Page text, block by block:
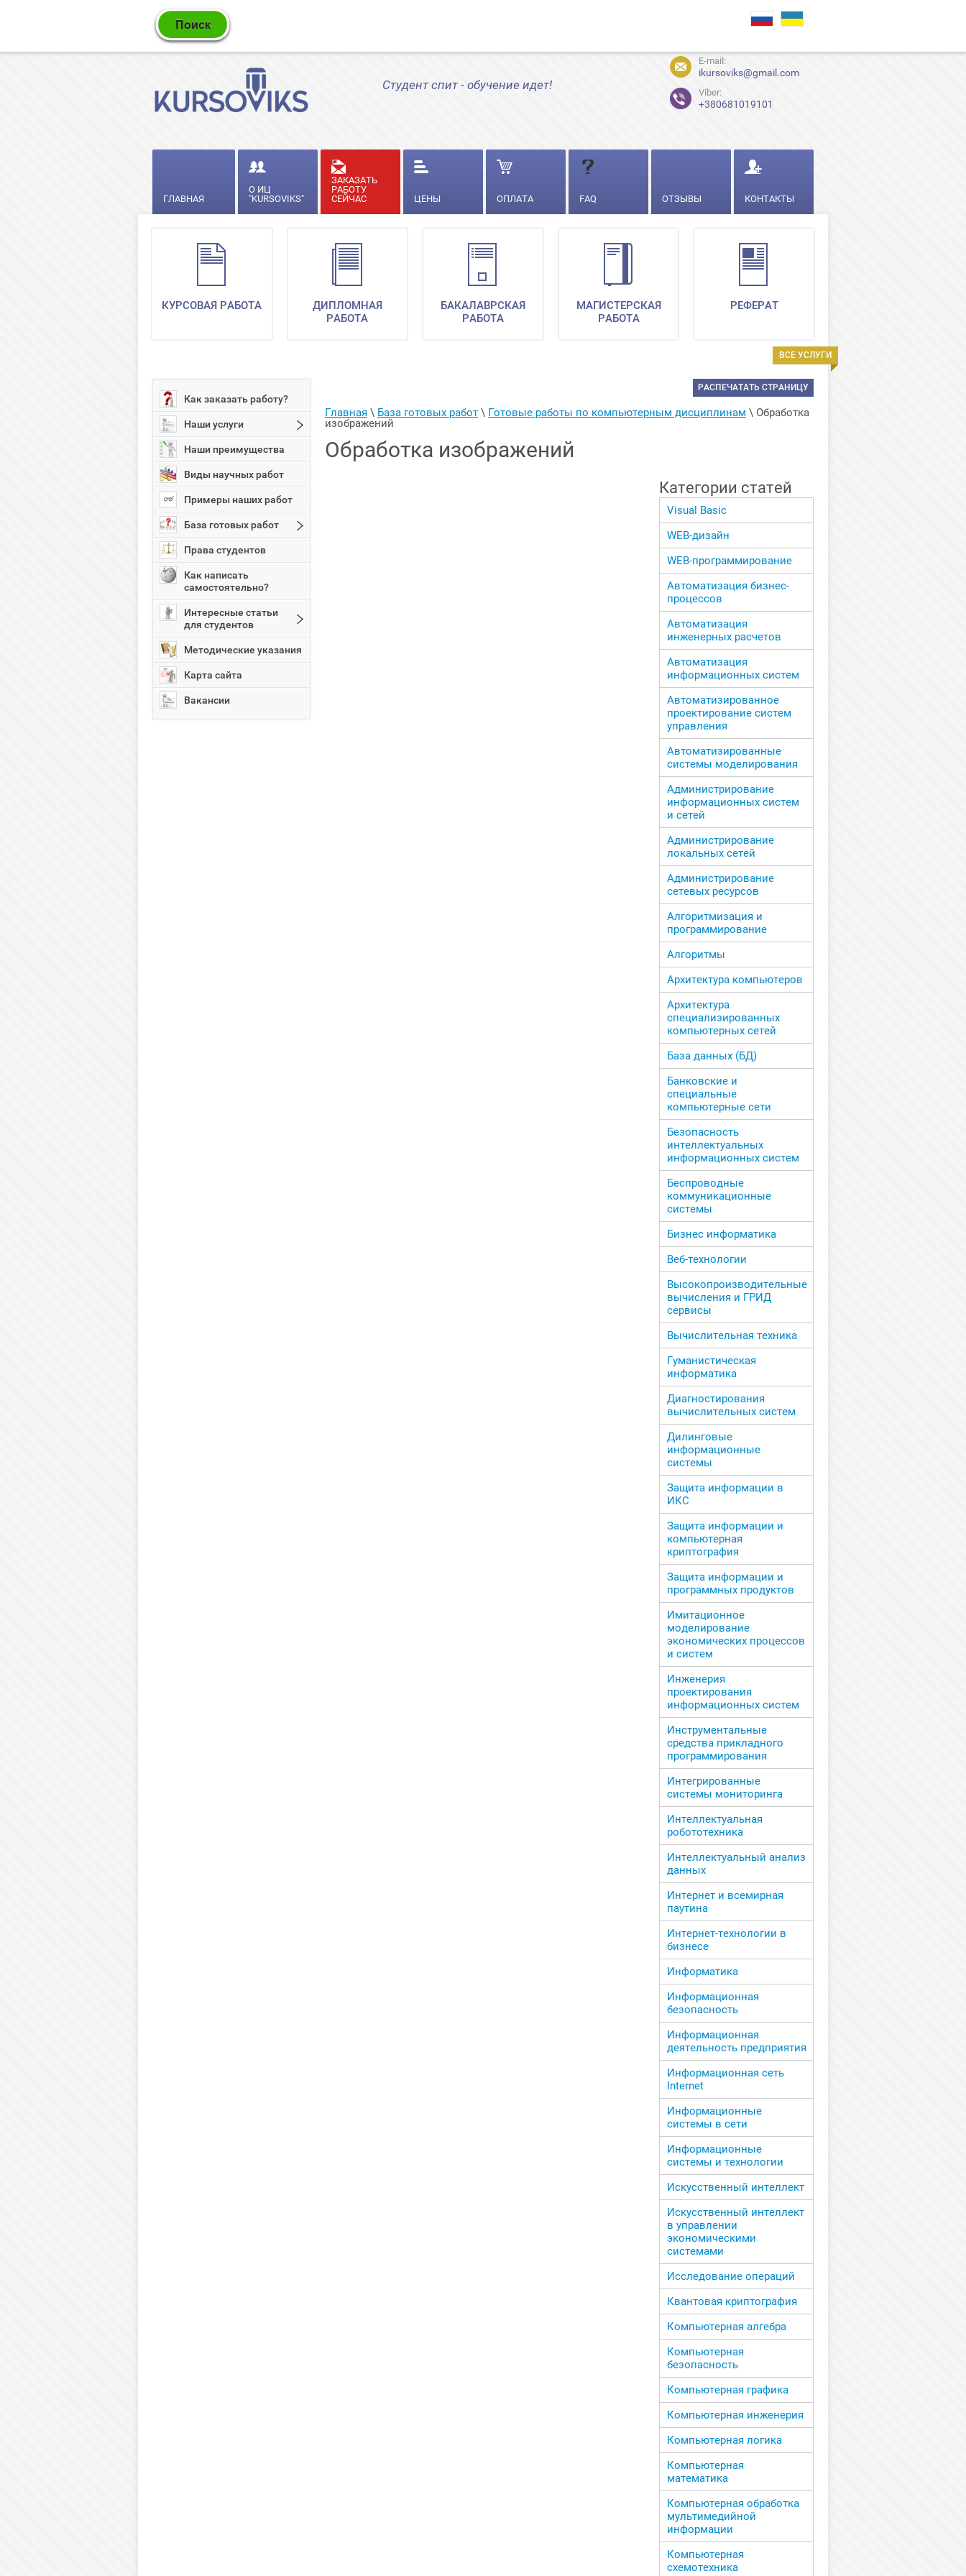
Студент спит - обучение идет!
E-mail:
ikursoviks@gmail.com
Viber:
+380681019101
ГЛАВНАЯ
О ИЦ
"KURSOVIKS"
ЗАКАЗАТЬ
РАБОТУ
СЕЙЧАС
ЦЕНЫ ОПЛАТА FAQ ОТЗЫВЫ КОНТАКТЫ
ВСЕ УСЛУГИ
КУРСОВАЯ РАБОТА
ДИПЛОМНАЯ
РАБОТА
БАКАЛАВРСКАЯ
РАБОТА
МАГИСТЕРСКАЯ
РАБОТА
РЕФЕРАТ
Как заказать работу?
Наши услуги
Наши преимущества
Виды научных работ
Примеры наших работ
База готовых работ
Права студентов
Как написать
самостоятельно?
Интересные статьи
для студентов
Методические указания
Карта сайта
Вакансии
РАСПЕЧАТАТЬ СТРАНИЦУ
Главная \ База готовых работ \ Готовые работы по компьютерным дисциплинам \ Обработка
изображений
Обработка изображений
Категории статей
Visual Basic
WEB-дизайн
WEB-программирование
Автоматизация бизнес-
процессов
Автоматизация
инженерных расчетов
Автоматизация
информационных систем
Автоматизированное
проектирование систем
управления
Автоматизированные
системы моделирования
Администрирование
информационных систем
и сетей
Администрирование
локальных сетей
Администрирование
сетевых ресурсов
Алгоритмизация и
программирование
Алгоритмы
Архитектура компьютеров
Архитектура
специализированных
компьютерных сетей
База данных (БД)
Банковские и
специальные
компьютерные сети
Безопасность
интеллектуальных
информационных систем
Беспроводные
коммуникационные
системы
Бизнес информатика
Веб-технологии
Высокопроизводительные
вычисления и ГРИД
сервисы
Вычислительная техника
Гуманистическая
информатика
Диагностирования
вычислительных систем
Дилинговые
информационные
системы
Защита информации в
ИКС
Защита информации и
компьютерная
криптография
Защита информации и
программных продуктов
Имитационное
моделирование
экономических процессов
и систем
Инженерия
проектирования
информационных систем
Инструментальные
средства прикладного
программирования
Интегрированные
системы мониторинга
Интеллектуальная
робототехника
Интеллектуальный анализ
данных
Интернет и всемирная
паутина
Интернет-технологии в
бизнесе
Информатика
Информационная
безопасность
Информационная
деятельность предприятия
Информационная сеть
Internet
Информационные
системы в сети
Информационные
системы и технологии
Искусственный интеллект
Искусственный интеллект
в управлении
экономическими
системами
Исследование операций
Квантовая криптография
Компьютерная алгебра
Компьютерная
безопасность
Компьютерная графика
Компьютерная инженерия
Компьютерная логика
Компьютерная
математика
Компьютерная обработка
мультимедийной
информации
Компьютерная
схемотехника